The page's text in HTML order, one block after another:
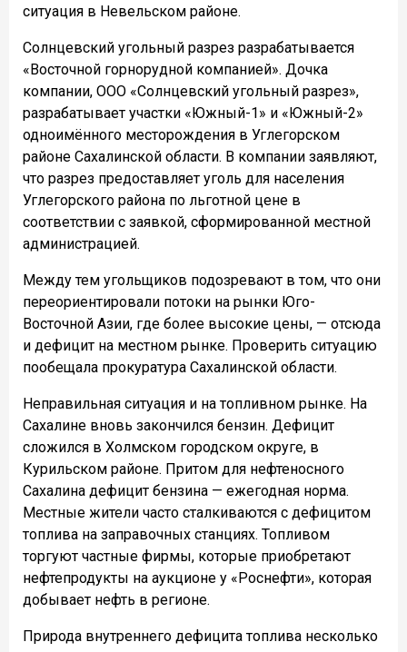
ситуация в Невельском районе.
Солнцевский угольный разрез разрабатывается
«Восточной горнорудной компанией». Дочка
компании, ООО «Солнцевский угольный разрез»,
разрабатывает участки «Южный-1» и «Южный-2»
одноимённого месторождения в Углегорском
районе Сахалинской области. В компании заявляют,
что разрез предоставляет уголь для населения
Углегорского района по льготной цене в
соответствии с заявкой, сформированной местной
администрацией.
Между тем угольщиков подозревают в том, что они
переориентировали потоки на рынки Юго-
Восточной Азии, где более высокие цены, — отсюда
и дефицит на местном рынке. Проверить ситуацию
пообещала прокуратура Сахалинской области.
Неправильная ситуация и на топливном рынке. На
Сахалине вновь закончился бензин. Дефицит
сложился в Холмском городском округе, в
Курильском районе. Притом для нефтеносного
Сахалина дефицит бензина — ежегодная норма.
Местные жители часто сталкиваются с дефицитом
топлива на заправочных станциях. Топливом
торгуют частные фирмы, которые приобретают
нефтепродукты на аукционе у «Роснефти», которая
добывает нефть в регионе.
Природа внутреннего дефицита топлива несколько